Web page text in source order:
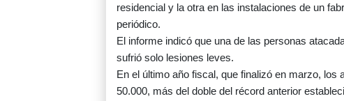
residencial y la otra en las instalaciones de un
periódico.
El informe indicó que una de las personas
sufrió solo lesiones leves.
En el último año fiscal, que finalizó en marzo,
50.000, más del doble del récord anterior